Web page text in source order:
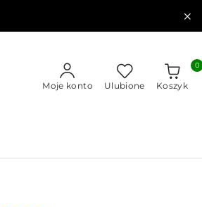
Moje konto Ulubione Koszyk
0